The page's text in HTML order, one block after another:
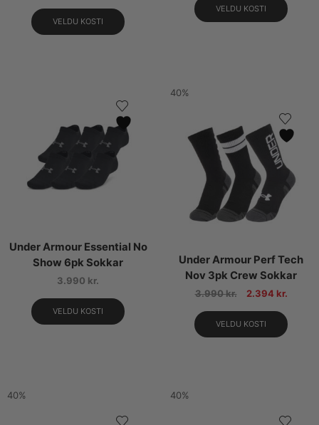
VELDU KOSTI
VELDU KOSTI
Under Armour Essential No
Show 6pk Sokkar
3.990 kr.
VELDU KOSTI
40%
Under Armour Perf Tech
Nov 3pk Crew Sokkar
3.990kr. 2.394 kr.
VELDU KOSTI
40% 40%